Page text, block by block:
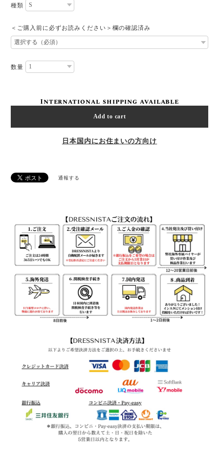
種類
＜ご購入前に必ずお読みください＞欄の確認済み
数量
International shipping available
Add to cart
日本国内にお住まいの方向け
通報する